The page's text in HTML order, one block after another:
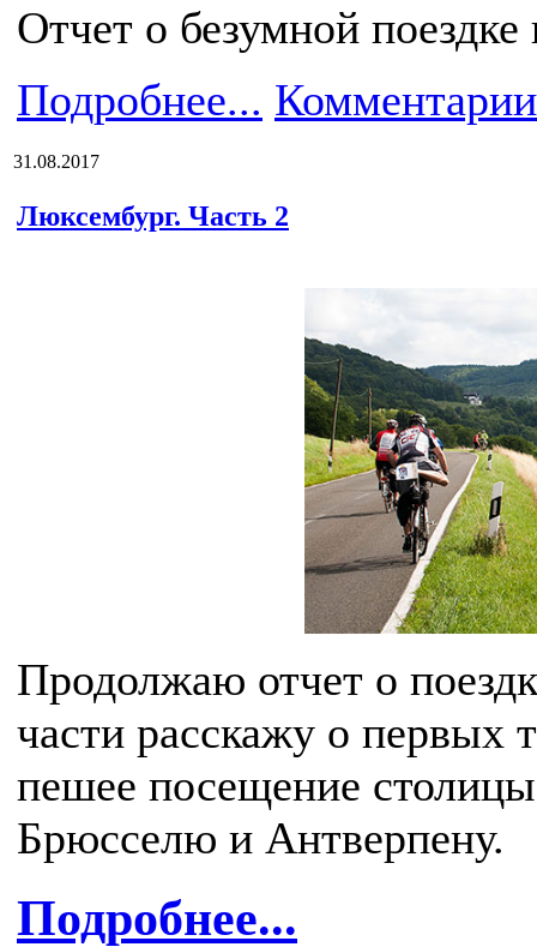
Отчет о безумной
Подробнее...
31.08.2017
Люксембург. Часть 2
Продолжаю отчет о
части расскажу о первых
пешее посещение
Брюсселю и Антверпену.
Подробнее...